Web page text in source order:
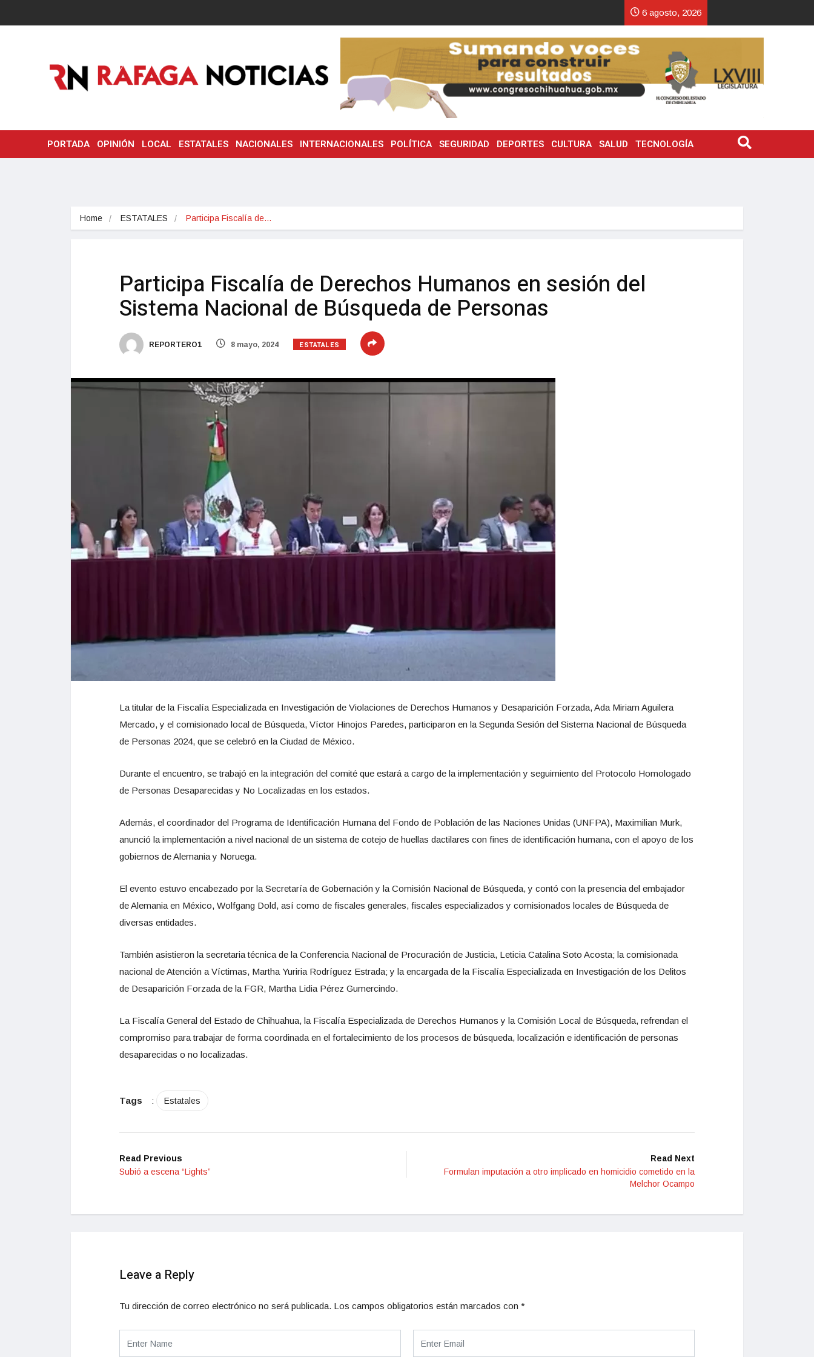
6 agosto, 2026
PORTADA OPINIÓN LOCAL ESTATALES NACIONALES INTERNACIONALES POLÍTICA SEGURIDAD DEPORTES CULTURA SALUD TECNOLOGÍA
Home ESTATALES Participa Fiscalía de…
Participa Fiscalía de Derechos Humanos en sesión del
Sistema Nacional de Búsqueda de Personas
REPORTERO1 8 mayo, 2024 ESTATALES
La titular de la Fiscalía Especializada en Investigación de Violaciones de Derechos Humanos y Desaparición Forzada, Ada Miriam Aguilera
Mercado, y el comisionado local de Búsqueda, Víctor Hinojos Paredes, participaron en la Segunda Sesión del Sistema Nacional de Búsqueda
de Personas 2024, que se celebró en la Ciudad de México.
Durante el encuentro, se trabajó en la integración del comité que estará a cargo de la implementación y seguimiento del Protocolo Homologado
de Personas Desaparecidas y No Localizadas en los estados.
Además, el coordinador del Programa de Identificación Humana del Fondo de Población de las Naciones Unidas (UNFPA), Maximilian Murk,
anunció la implementación a nivel nacional de un sistema de cotejo de huellas dactilares con fines de identificación humana, con el apoyo de los
gobiernos de Alemania y Noruega.
El evento estuvo encabezado por la Secretaría de Gobernación y la Comisión Nacional de Búsqueda, y contó con la presencia del embajador
de Alemania en México, Wolfgang Dold, así como de fiscales generales, fiscales especializados y comisionados locales de Búsqueda de
diversas entidades.
También asistieron la secretaria técnica de la Conferencia Nacional de Procuración de Justicia, Leticia Catalina Soto Acosta; la comisionada
nacional de Atención a Víctimas, Martha Yuriria Rodríguez Estrada; y la encargada de la Fiscalía Especializada en Investigación de los Delitos
de Desaparición Forzada de la FGR, Martha Lidia Pérez Gumercindo.
La Fiscalía General del Estado de Chihuahua, la Fiscalía Especializada de Derechos Humanos y la Comisión Local de Búsqueda, refrendan el
compromiso para trabajar de forma coordinada en el fortalecimiento de los procesos de búsqueda, localización e identificación de personas
desaparecidas o no localizadas.
Tags : Estatales
Read Previous
Subió a escena “Lights”
Read Next
Formulan imputación a otro implicado en homicidio cometido en la
Melchor Ocampo
Leave a Reply
Tu dirección de correo electrónico no será publicada. Los campos obligatorios están marcados con *